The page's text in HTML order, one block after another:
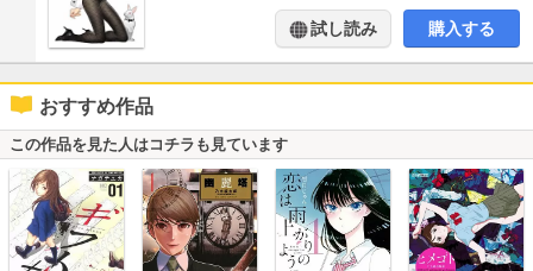
試し読み 購入する
おすすめ作品
この作品を見た人はコチラも見ています